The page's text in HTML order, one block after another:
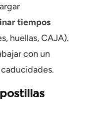
tiempos
huellas, CAJA).
con un